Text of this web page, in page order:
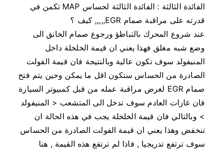
الفائدة الثالثة : الفائدة الثالثة لحساس MAP تكمن في
قدرته على مراقبة صمام EGR,,,,, كيف ؟
عند شروع المحرك بالتباطؤ ورجوع صمام الخانق الى
وضع شبه مغلق فهذا يعني ان قيمة الخلخلة داخل
المنيفولد سوف تكون عالية وبالنتيجة فان قيمة الفولت
الصادرة من الحساس ستكون اقل ما يمكن وحين يتم فتح
صمام EGR لغرض مراقبة عمله من قبل كمبيوتر السيارة
فان غازات العادم سوف تدخل الى المتشعب < المنيفولد
> وبالتالي فان قيمة الخلخلة يجب في هذه الحالة ان
تنخفض وهذا يعني ان قيمة الفولت الصادرة من الحساس
سوف ترتفع تدريجيا , فاذا لم ترتفع هذه القيمة , هنا